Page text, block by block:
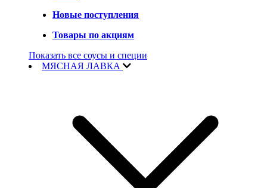
Новые поступления
Товары по акциям
Показать все соусы и специи
МЯСНАЯ ЛАВКА